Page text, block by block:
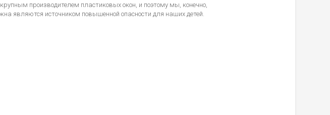
производителем пластиковых окон, и поэтому мы, конечно,
являются источником повышенной опасности для наших детей.